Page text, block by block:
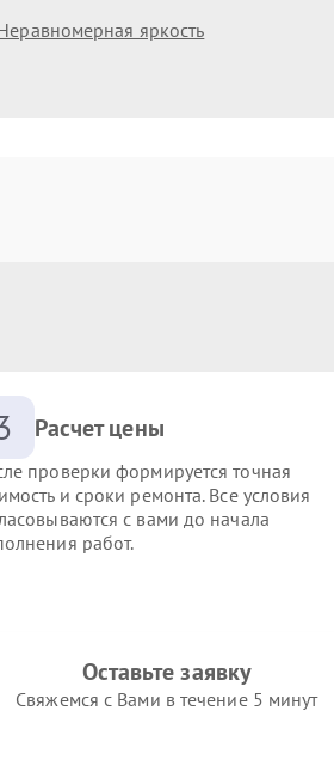
яркость
Расчет цены
проверки формируется точная
и сроки ремонта. Все условия
с вами до начала
работ.
Оставьте заявку
Свяжемся с Вами в течение 5 минут